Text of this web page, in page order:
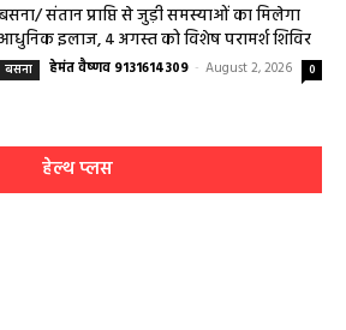
संतान प्राप्ति से जुड़ी समस्याओं का मिलेगा
आधुनिक इलाज, 4 अगस्त को विशेष परामर्श शिविर
बसना हेमंत वैष्णव 9131614309 - August 2, 2026 0
हेल्थ प्लस